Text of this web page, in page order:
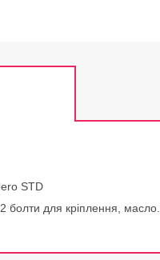
STD
болти для кріплення, масло.